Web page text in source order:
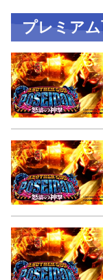
プレミア